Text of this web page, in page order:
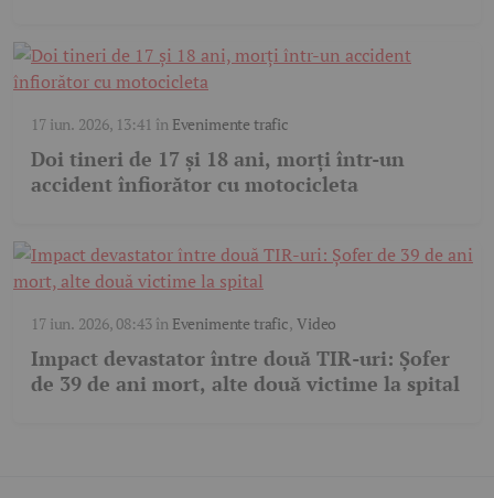
17 iun. 2026, 13:41 în Evenimente trafic
Doi tineri de 17 și 18 ani, morți într-un
accident înfiorător cu motocicleta
17 iun. 2026, 08:43în Evenimente trafic, Video
Impact devastator între două TIR-uri: Șofer
de 39 de ani mort, alte două victime la spital